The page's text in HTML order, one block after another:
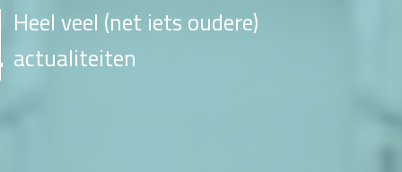
Heel veel (net iets oudere)
actualiteiten